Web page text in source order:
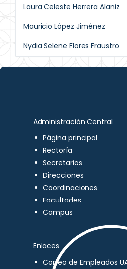
Laura Celeste Herrera Alaniz
Mauricio López Jiménez
Nydia Selene Flores Fraustro
Administración Central
Página principal
Rectoría
Secretarios
Direcciones
Coordinaciones
Facultades
Campus
Enlaces
Correo de Empleados